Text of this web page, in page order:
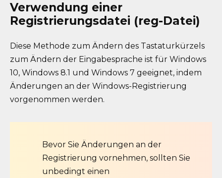
Verwendung einer
Registrierungsdatei (reg-Datei)
Diese Methode zum Ändern des Tastaturkürzels
zum Ändern der Eingabesprache ist für Windows
10, Windows 8.1 und Windows 7 geeignet, indem
Änderungen an der Windows-Registrierung
vorgenommen werden.
Bevor Sie Änderungen an der
Registrierung vornehmen, sollten Sie
unbedingt einen